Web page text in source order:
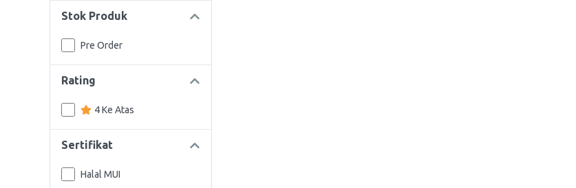
Stok Produk
Pre Order
Rating
4 Ke Atas
Sertifikat
Halal MUI